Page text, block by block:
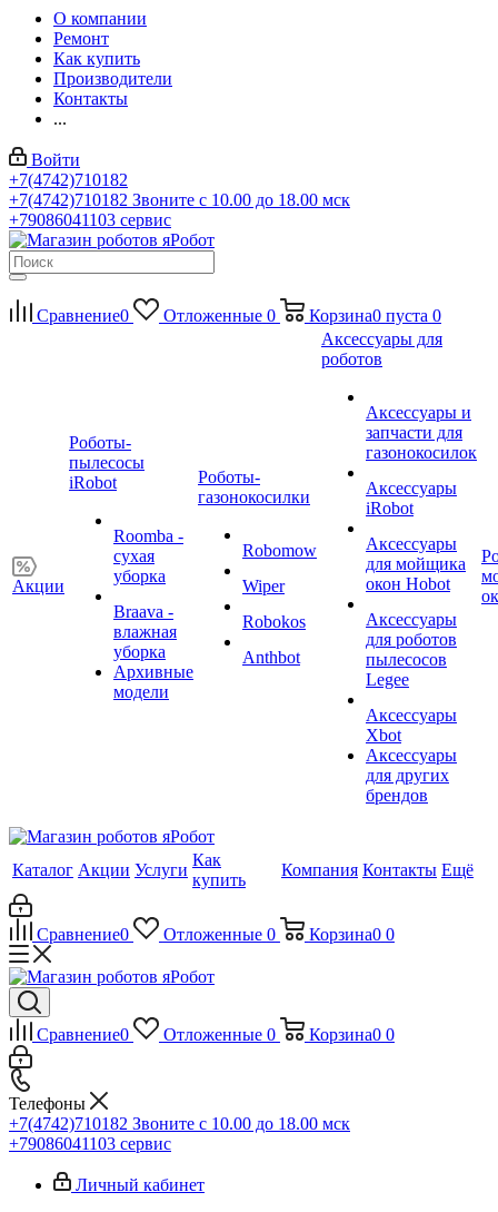
О компании
Ремонт
Как купить
Производители
Контакты
...
Войти
+7(4742)710182
+7(4742)710182 Звоните с 10.00 до 18.00 мск
+79086041103 сервис
Сравнение0 Отложенные 0 Корзина0 пуста 0
Акции
Роботы-
пылесосы
iRobot
Roomba -
сухая
уборка
Braava -
влажная
уборка
Архивные
модели
Роботы-
газонокосилки
Robomow
Wiper
Robokos
Anthbot
Аксессуары для
роботов
Аксессуары и
запчасти для
газонокосилок
Аксессуары
iRobot
Аксессуары
для мойщика
окон Hobot
Аксессуары
для роботов
пылесосов
Legee
Аксессуары
Xbot
Аксессуары
для других
брендов
Каталог Акции Услуги
Как
купить
Компания Контакты Ещё
Сравнение0 Отложенные 0 Корзина0 0
Сравнение0 Отложенные 0 Корзина0 0
Телефоны
+7(4742)710182 Звоните с 10.00 до 18.00 мск
+79086041103 сервис
Личный кабинет